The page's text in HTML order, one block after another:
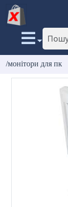
/монітори для пк